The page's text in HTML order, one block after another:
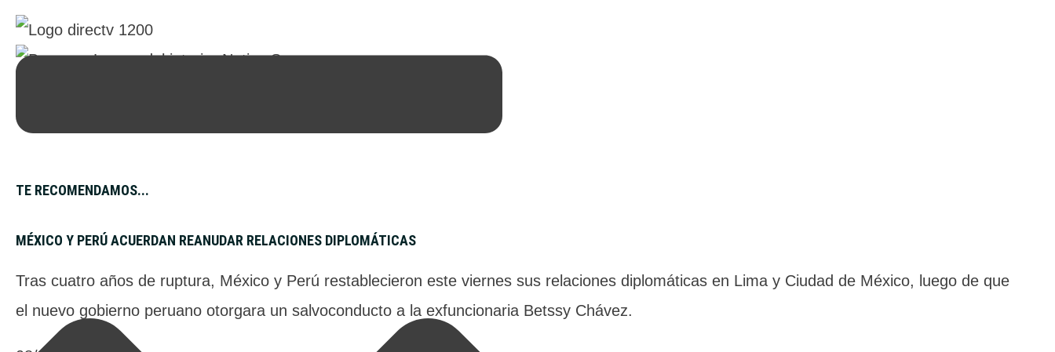
TE RECOMENDAMOS...
MÉXICO Y PERÚ ACUERDAN REANUDAR RELACIONES DIPLOMÁTICAS
Tras cuatro años de ruptura, México y Perú restablecieron este viernes sus relaciones diplomáticas en Lima y Ciudad de México, luego de que
el nuevo gobierno peruano otorgara un salvoconducto a la exfuncionaria Betssy Chávez.